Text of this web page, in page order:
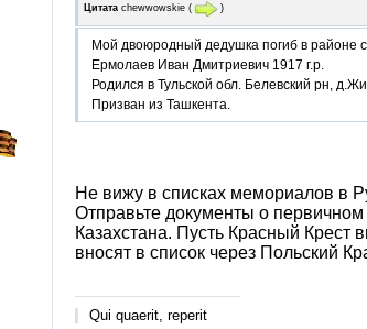
Цитата chewwowskie ( )
Мой двоюродный дедушка погиб в районе
Ермолаев Иван Дмитриевич 1917 г.р.
Родился в Тульской обл. Белевский рн,
Призван из Ташкента.
Не вижу в списках мемориалов в
Отправьте документы о
Казахстана. Пусть Красный Крест
вносят в список через Польский
Qui quaerit, reperit